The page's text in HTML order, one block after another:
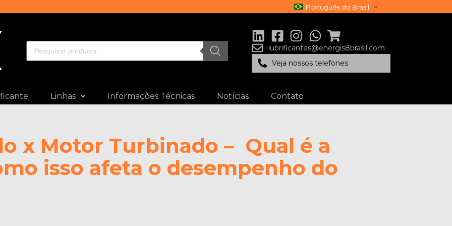
Português do Brasil
lubrificantes@energis8brasil.com
Veja nossos telefones
Linhas Informações Técnicas Notícias Contato
x Motor Turbinado – Qual é a
isso afeta o desempenho do